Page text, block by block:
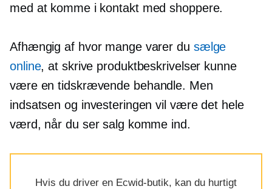
med at komme i kontakt med shoppere.
Afhængig af hvor mange varer du sælge
online, at skrive produktbeskrivelser kunne
være entidskrævende behandle. Men
indsatsen og investeringen vil være det hele
værd, når du ser salg komme ind.
Hvis du driver en Ecwid-butik, kan du hurtigt